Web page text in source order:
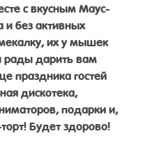
с вкусным Маус-
и без активных
их у мышек
рады дарить вам
праздника гостей
дискотека,
подарки и,
Будет здорово!